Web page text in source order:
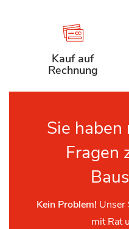
Kauf auf
Rechnung
Sie
Fragen
Kein Problem! Unser
mit Rat